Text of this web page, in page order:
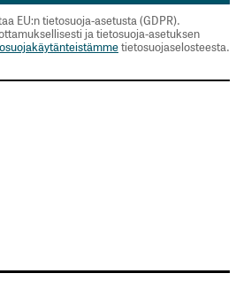
EU:n tietosuoja-asetusta (GDPR).
ja tietosuoja-asetuksen
tietosuojaselosteesta.